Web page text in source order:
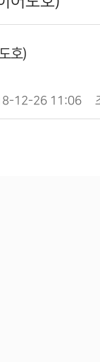
호)
12-26 11:06